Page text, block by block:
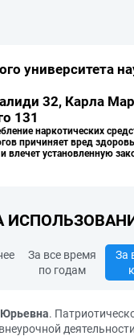
университета
32, Карла
131
наркотических
причиняет вред
влечет установленную
За все время
по годам
За
.